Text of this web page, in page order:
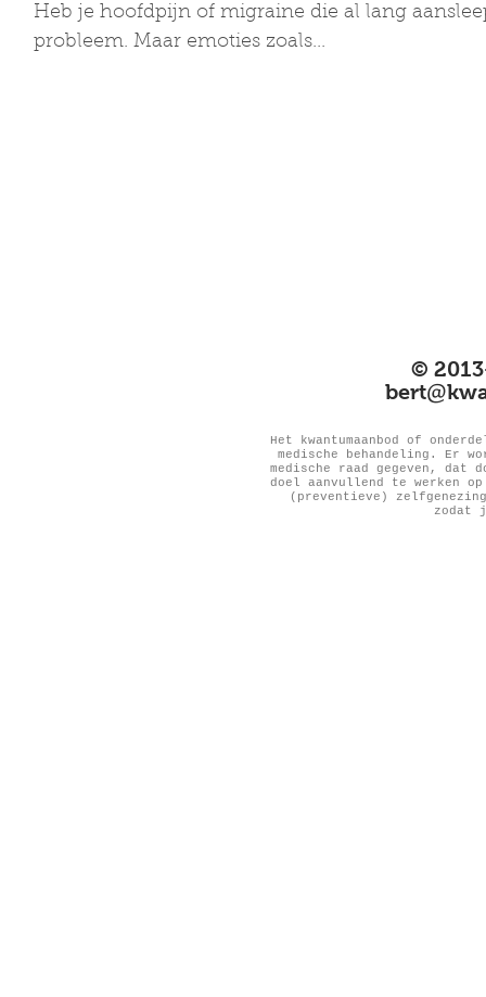
Heb je hoofdpijn of migraine die al lang
probleem. Maar emoties zoals...
©
bert@
Het kwantumaanbod of
medische behandeling. Er
medische raad gegeven, dat
doel aanvullend te werken
(preventieve)
zodat